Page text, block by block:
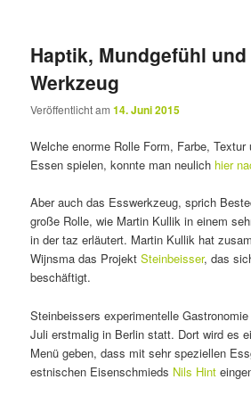
Haptik, Mundgefühl und
Werkzeug
Veröffentlicht am14. Juni 2015
Welche enorme Rolle Form, Farbe, Textur
Essen spielen, konnte man neulich hier
Aber auch das Esswerkzeug, sprich
große Rolle, wie Martin Kullik in einem
in der taz erläutert. Martin Kullik hat
Wijnsma das ProjektSteinbeisser, das
beschäftigt.
Steinbeissers experimentelle
Juli erstmalig in Berlin statt. Dort wird es
Menü geben, dass mit sehr speziellen
estnischen Eisenschmieds Nils Hint